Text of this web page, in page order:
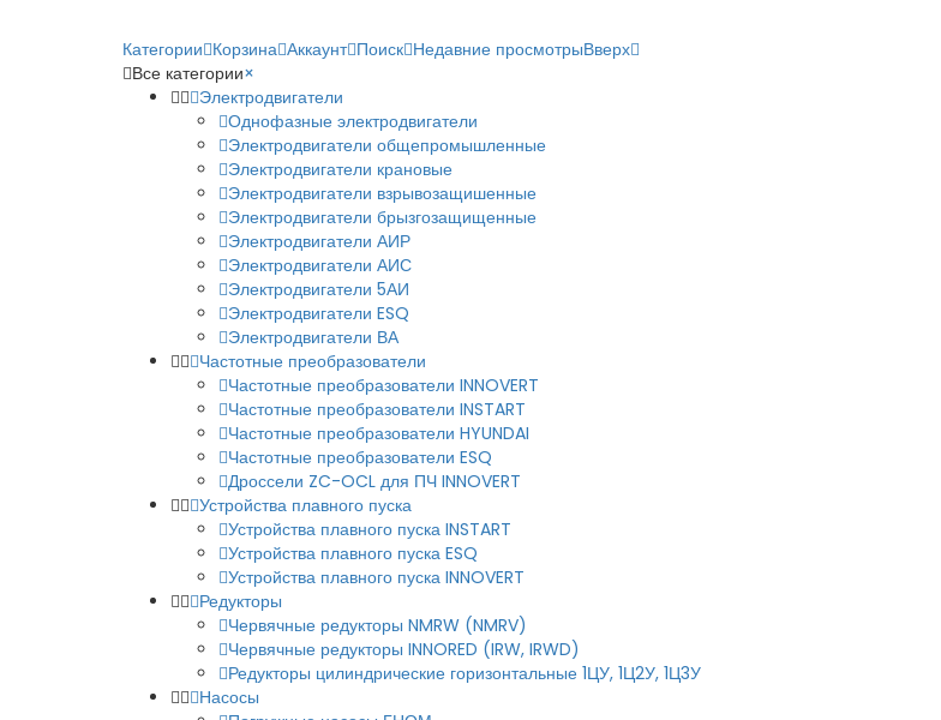
Категории Корзина Аккаунт Поиск Недавние просмотрыВверх
Все категории×
Электродвигатели
Однофазные электродвигатели
Электродвигатели общепромышленные
Электродвигатели крановые
Электродвигатели взрывозащишенные
Электродвигатели брызгозащищенные
Электродвигатели АИР
Электродвигатели АИС
Электродвигатели 5АИ
Электродвигатели ESQ
Электродвигатели ВА
Частотные преобразователи
Частотные преобразователи INNOVERT
Частотные преобразователи INSTART
Частотные преобразователи HYUNDAI
Частотные преобразователи ESQ
Дроссели ZC-OCL для ПЧ INNOVERT
Устройства плавного пуска
Устройства плавного пуска INSTART
Устройства плавного пуска ESQ
Устройства плавного пуска INNOVERT
Редукторы
Червячные редукторы NMRW (NMRV)
Червячные редукторы INNORED (IRW, IRWD)
Редукторы цилиндрические горизонтальные 1ЦУ, 1Ц2У, 1Ц3У
Насосы